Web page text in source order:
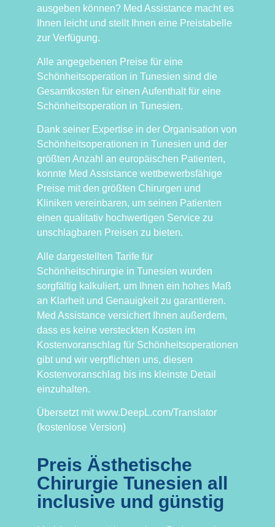
ausgeben können? Med Assistance macht es
Ihnen leicht und stellt Ihnen eine Preistabelle
zur Verfügung.
Alle angegebenen Preise für eine
Schönheitsoperation in Tunesien sind die
Gesamtkosten für einen Aufenthalt für eine
Schönheitsoperation in Tunesien.
Dank seiner Expertise in der Organisation von
Schönheitsoperationen in Tunesien und der
größten Anzahl an europäischen Patienten,
konnte Med Assistance wettbewerbsfähige
Preise mit den größten Chirurgen und
Kliniken vereinbaren, um seinen Patienten
einen qualitativ hochwertigen Service zu
unschlagbaren Preisen zu bieten.
Alle dargestellten Tarife für
Schönheitschirurgie in Tunesien wurden
sorgfältig kalkuliert, um Ihnen ein hohes Maß
an Klarheit und Genauigkeit zu garantieren.
Med Assistance versichert Ihnen außerdem,
dass es keine versteckten Kosten im
Kostenvoranschlag für Schönheitsoperationen
gibt und wir verpflichten uns, diesen
Kostenvoranschlag bis ins kleinste Detail
einzuhalten.
Übersetzt mit www.DeepL.com/Translator
(kostenlose Version)
Preis Ästhetische
Chirurgie Tunesien all
inclusive und günstig